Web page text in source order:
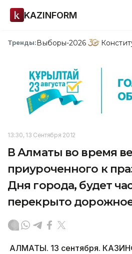
KAZINFORM
Тренды:Выборы-2026
13:30, 13 Сентября 2012
В Алматы во время
приуроченного к
Дня города, будет
перекрыто
АЛМАТЫ. 13 сентября.